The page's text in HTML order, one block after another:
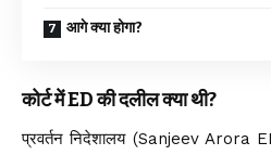
आगे क्या होगा?
कोर्ट में ED की दलील क्या थी?
प्रवर्तन निदेशालय (Sanjeev Arora